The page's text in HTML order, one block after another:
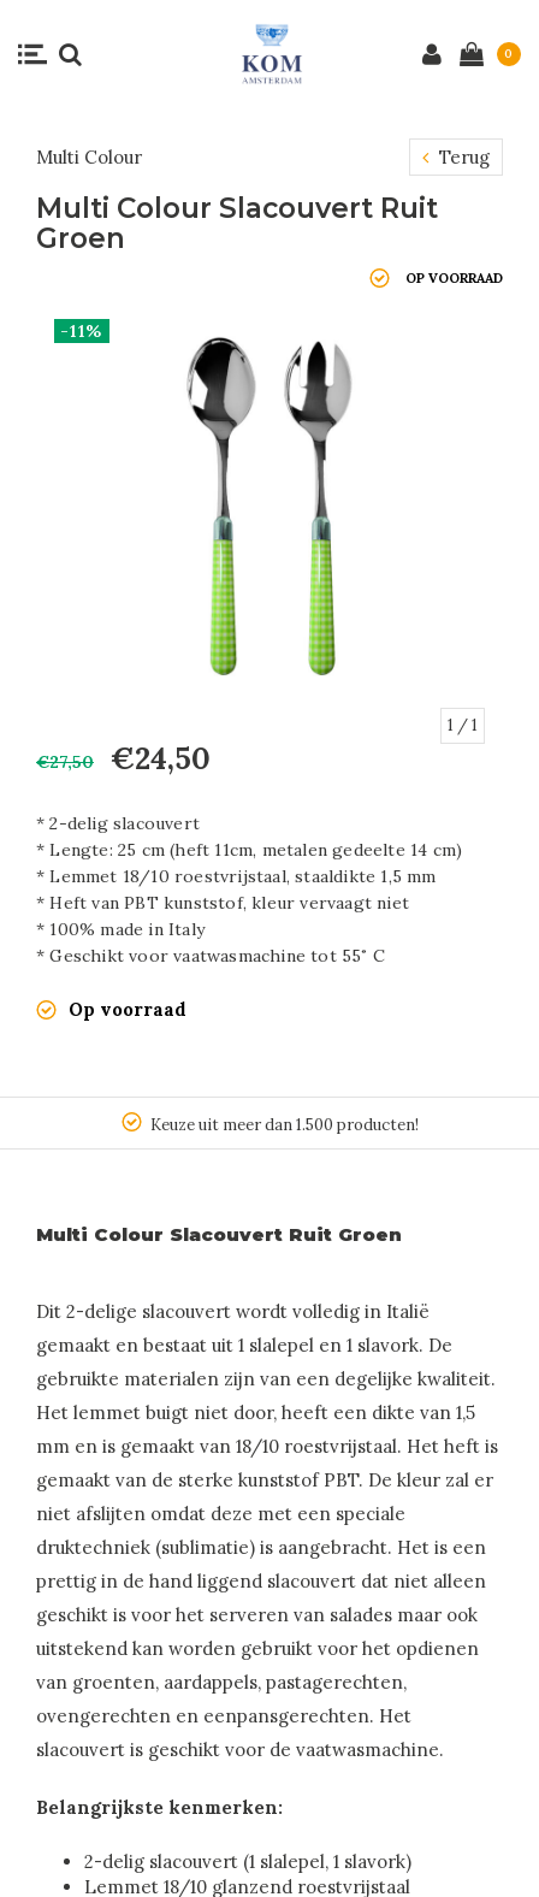
0
Multi Colour Terug
Multi Colour Slacouvert Ruit
Groen
OP VOORRAAD
-11%
1 / 1
€27,50 €24,50
* 2-delig slacouvert
* Lengte: 25 cm (heft 11cm, metalen gedeelte 14 cm)
* Lemmet 18/10 roestvrijstaal, staaldikte 1,5 mm
* Heft van PBT kunststof, kleur vervaagt niet
* 100% made in Italy
* Geschikt voor vaatwasmachine tot 55˚ C
Op voorraad
Keuze uit meer dan 1.500 producten!
Multi Colour Slacouvert Ruit Groen
Dit 2-delige slacouvert wordt volledig in Italië
gemaakt en bestaat uit 1 slalepel en 1 slavork. De
gebruikte materialen zijn van een degelijke kwaliteit.
Het lemmet buigt niet door, heeft een dikte van 1,5
mm en is gemaakt van 18/10 roestvrijstaal. Het heft is
gemaakt van de sterke kunststof PBT. De kleur zal er
niet afslijten omdat deze met een speciale
druktechniek (sublimatie) is aangebracht. Het is een
prettig in de hand liggend slacouvert dat niet alleen
geschikt is voor het serveren van salades maar ook
uitstekend kan worden gebruikt voor het opdienen
van groenten, aardappels, pastagerechten,
ovengerechten en eenpansgerechten. Het
slacouvert is geschikt voor de vaatwasmachine.
Belangrijkste kenmerken:
2-delig slacouvert (1 slalepel, 1 slavork)
Lemmet 18/10 glanzend roestvrijstaal